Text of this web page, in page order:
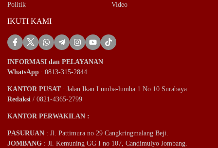
Politik Video
IKUTI KAMI
INFORMASI dan PELAYANAN
WhatsApp : 0813-315-2844
KANTOR PUSAT: Jalan Ikan Lumba-lumba 1 No 10 Surabaya
Redaksi / 0821-4365-2799
KANTOR PERWAKILAN :
PASURUAN : Jl. Pattimura no 29 Cangkringmalang Beji.
JOMBANG : Jl. Kemuning GG I no 107, Candimulyo Jombang.